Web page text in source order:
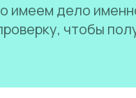
имеем дело
чтобы